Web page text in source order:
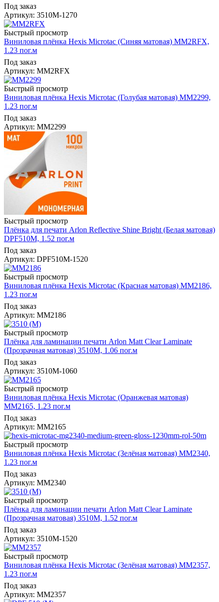
Под заказ
Артикул: 3510M-1270
Быстрый просмотр
Виниловая плёнка Hexis Microtac (Синяя матовая) MM2RFX,
1.23 пог.м
Под заказ
Артикул: MM2RFX
Быстрый просмотр
Виниловая плёнка Hexis Microtac (Голубая матовая) MM2299,
1.23 пог.м
Под заказ
Артикул: MM2299
Быстрый просмотр
Плёнка для печати Arlon Reflective Shine Bright (Белая матовая)
DPF510M, 1.52 пог.м
Под заказ
Артикул: DPF510M-1520
Быстрый просмотр
Виниловая плёнка Hexis Microtac (Красная матовая) MM2186,
1.23 пог.м
Под заказ
Артикул: MM2186
Быстрый просмотр
Плёнка для ламинации печати Arlon Matt Clear Laminate
(Прозрачная матовая) 3510M, 1.06 пог.м
Под заказ
Артикул: 3510M-1060
Быстрый просмотр
Виниловая плёнка Hexis Microtac (Оранжевая матовая)
MM2165, 1.23 пог.м
Под заказ
Артикул: MM2165
Быстрый просмотр
Виниловая плёнка Hexis Microtac (Зелёная матовая) MM2340,
1.23 пог.м
Под заказ
Артикул: MM2340
Быстрый просмотр
Плёнка для ламинации печати Arlon Matt Clear Laminate
(Прозрачная матовая) 3510M, 1.52 пог.м
Под заказ
Артикул: 3510M-1520
Быстрый просмотр
Виниловая плёнка Hexis Microtac (Зелёная матовая) MM2357,
1.23 пог.м
Под заказ
Артикул: MM2357